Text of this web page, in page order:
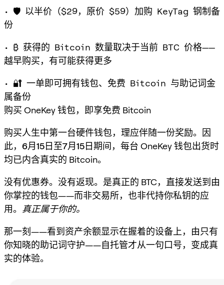
• 🛡️ 以半价 （$29，原价 $59）加购 KeyTag 钢制备
份
• ₿ 获得的 Bitcoin 数量取决于当前 BTC 价格——
越早购买，有可能获得更多
• 🔐 一单即可拥有钱包、免费 Bitcoin 与助记词金
属备份
购买 OneKey 钱包，即享免费 Bitcoin
购买人生中第一台硬件钱包，理应伴随一份奖励。因
此， 6月15日至7月15日期间，每台 OneKey 钱包出货时
均已内含真实的 Bitcoin。
没有优惠券。没有返现。是真正的 BTC，直接发送到由
你掌控的钱包——而非交易所，也非代持你私钥的应
用。 真正属于你的。
那一刻——看到资产余额显示在握着的设备上，由只有
你知晓的助记词守护——自托管才从一句口号，变成真
实的体验。